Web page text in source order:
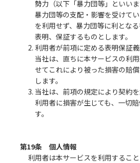
勢力（以下「暴力団等」といいま
暴力団等の支配・影響を受けて
を利用せず、暴力団等に利とな
表明、保証するものとします。
2. 利用者が前項に定める表明保証
当社は、直ちに本サービスの利
せてこれにより被った損害の賠
します。
3. 当社は、前項の規定により契約
利用者に損害が生じても、一切
す。
第19条 個人情報
利用者は本サービスを利用するこ